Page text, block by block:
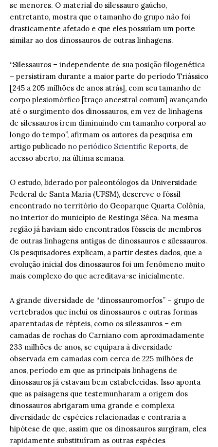
se menores. O material do silessauro gaúcho,
entretanto, mostra que o tamanho do grupo não foi
drasticamente afetado e que eles possuíam um porte
similar ao dos dinossauros de outras linhagens.
“Silessauros – independente de sua posição filogenética
– persistiram durante a maior parte do período Triássico
[245 a 205 milhões de anos atrás], com seu tamanho de
corpo plesiomórfico [traço ancestral comum] avançando
até o surgimento dos dinossauros, em vez de linhagens
de silessauros irem diminuindo em tamanho corporal ao
longo do tempo”, afirmam os autores da pesquisa em
artigo publicado no periódico Scientific Reports, de
acesso aberto, na última semana.
O estudo, liderado por paleontólogos da Universidade
Federal de Santa Maria (UFSM), descreve o fóssil
encontrado no território do Geoparque Quarta Colônia,
no interior do município de Restinga Sêca. Na mesma
região já haviam sido encontrados fósseis de membros
de outras linhagens antigas de dinossauros e silessauros.
Os pesquisadores explicam, a partir destes dados, que a
evolução inicial dos dinossauros foi um fenômeno muito
mais complexo do que acreditava-se inicialmente.
A grande diversidade de “dinossauromorfos” – grupo de
vertebrados que inclui os dinossauros e outras formas
aparentadas de répteis, como os silessauros – em
camadas de rochas do Carniano com aproximadamente
233 milhões de anos, se equipara à diversidade
observada em camadas com cerca de 225 milhões de
anos, período em que as principais linhagens de
dinossauros já estavam bem estabelecidas. Isso aponta
que as paisagens que testemunharam a origem dos
dinossauros abrigaram uma grande e complexa
diversidade de espécies relacionadas e contraria a
hipótese de que, assim que os dinossauros surgiram, eles
rapidamente substituíram as outras espécies